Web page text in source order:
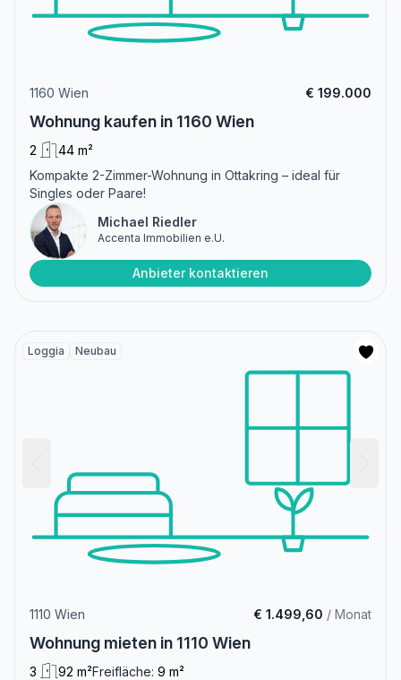
1160 Wien € 199.000
Wohnung kaufen in 1160 Wien
2
44 m²
Kompakte 2-Zimmer-Wohnung in Ottakring – ideal für
Singles oder Paare!
Michael Riedler
Accenta Immobilien e.U.
Anbieter kontaktieren
Loggia Neubau
1110 Wien € 1.499,60 / Monat
Wohnung mieten in 1110 Wien
3 92 m²Freifläche: 9 m²